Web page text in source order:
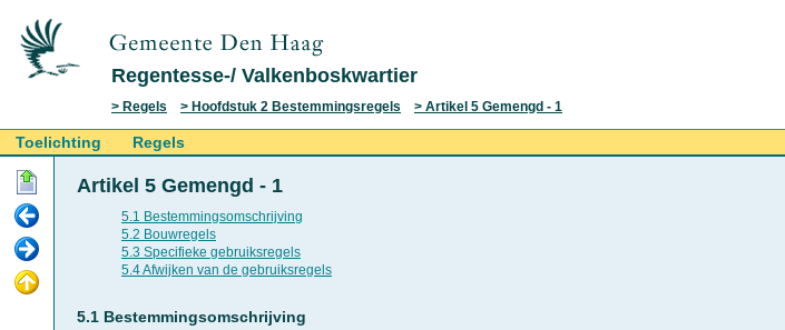
Regentesse-/ Valkenboskwartier
Regels Hoofdstuk 2 Bestemmingsregels Artikel 5 Gemengd - 1
Toelichting Regels
Artikel 5 Gemengd - 1
5.1 Bestemmingsomschrijving
5.2 Bouwregels
5.3 Specifieke gebruiksregels
5.4 Afwijken van de gebruiksregels
5.1 Bestemmingsomschrijving